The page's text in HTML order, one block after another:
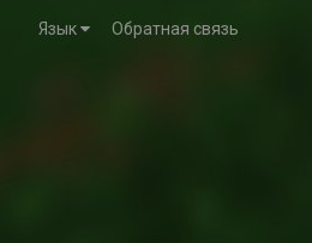
Язык Обратная связь